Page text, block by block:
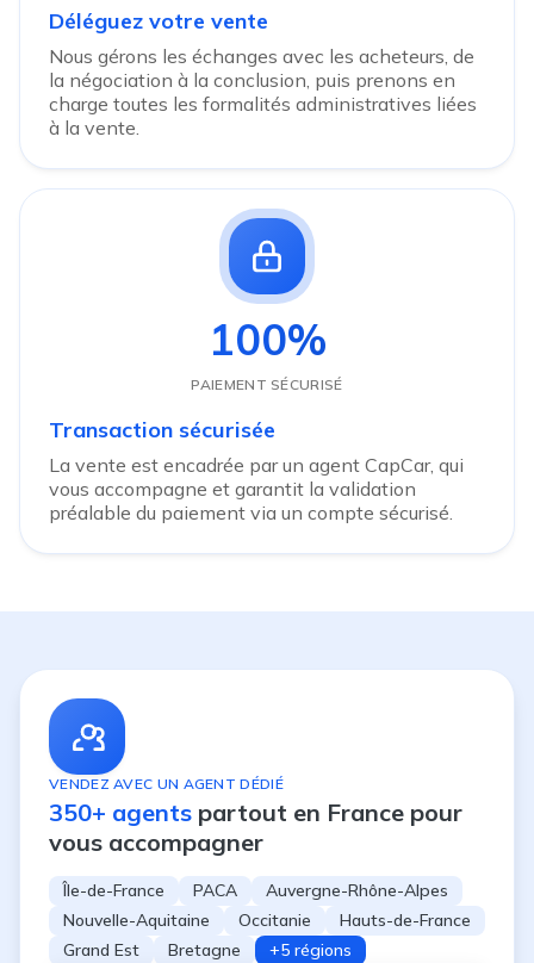
Déléguez votre vente
Nous gérons les échanges avec les acheteurs, de
la négociation à la conclusion, puis prenons en
charge toutes les formalités administratives liées
à la vente.
100%
PAIEMENT SÉCURISÉ
Transaction sécurisée
La vente est encadrée par un agent CapCar, qui
vous accompagne et garantit la validation
préalable du paiement via un compte sécurisé.
VENDEZ AVEC UN AGENT DÉDIÉ
350+ agents partout en France pour
vous accompagner
Île-de-France PACA
Auvergne-Rhône-Alpes
Nouvelle-Aquitaine
Occitanie
Hauts-de-France
Grand Est
Bretagne +5 régions